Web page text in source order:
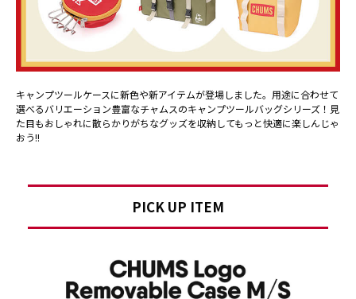
キャンプツールケースに新色や新アイテムが登場しました。用途に合わせて
選べるバリエーション豊富なチャムスのキャンプツールバッグシリーズ！見
た目もおしゃれに散らかりがちなグッズを収納してもっと快適に楽しんじゃ
おう!!
PICK UP ITEM